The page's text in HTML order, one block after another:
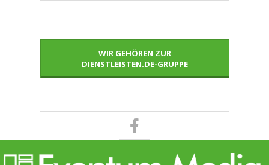
WIR GEHÖREN ZUR
DIENSTLEISTEN.DE-GRUPPE